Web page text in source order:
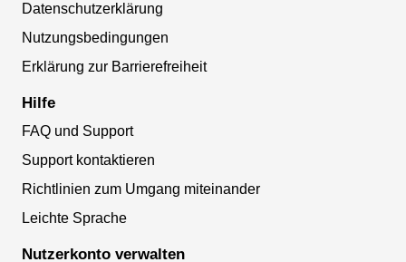
Datenschutzerklärung
Nutzungsbedingungen
Erklärung zur Barrierefreiheit
Hilfe
FAQ und Support
Support kontaktieren
Richtlinien zum Umgang miteinander
Leichte Sprache
Nutzerkonto verwalten